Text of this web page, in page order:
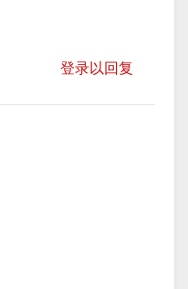
登录以回复